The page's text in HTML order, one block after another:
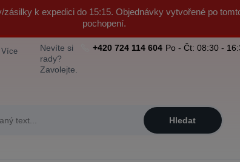
k expedici do 15:15. Objednávky vytvořené po
pochopení.
Více
Hledat
Nevíte si
rady?
Zavolejte.
+420 724 114 604 Po - Čt: 08:30 -